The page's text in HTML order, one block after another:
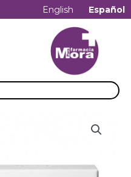
English Español